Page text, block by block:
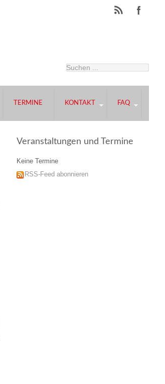
TERMINE KONTAKT FAQ
Veranstaltungen und Termine
Keine Termine
RSS-Feed abonnieren